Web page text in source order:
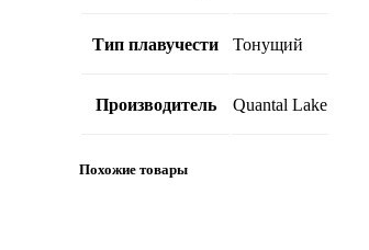
Тип плавучести Тонущий
Производитель Quantal Lake
Похожие товары